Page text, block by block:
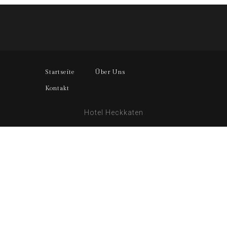
Startseite Über Uns
Kontakt
Hotel Heckkaten